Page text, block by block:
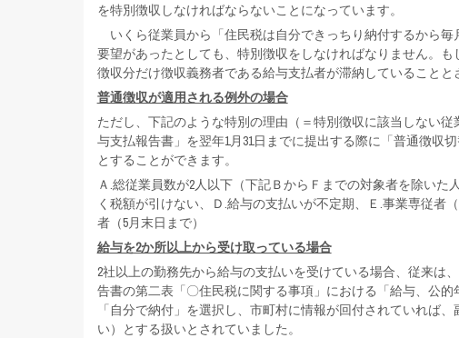
を特別徴収しなければならないことになっています。
いくら従業員から「住民税は自分できっちり納付するから
要望があったとしても、特別徴収をしなければなりません。
徴収分だけ徴収義務者である給与支払者が滞納していることと
普通徴収が適用される例外の場合
ただし、下記のような特別の理由（＝特別徴収に該当しない
与支払報告書」を翌年1月31日までに提出する際に「普通徴収
とすることができます。
Ａ.総従業員数が2人以下（下記ＢからＦまでの対象者を除い
く税額が引けない、Ｄ.給与の支払いが不定期、Ｅ.事業専従者
者（5月末日まで）
給与を2か所以上から受け取っている場合
2社以上の勤務先から給与の支払いを受けている場合、従来は
告書の第二表「〇住民税に関する事項」における「給与、公
「自分で納付」を選択し、市町村に情報が回付されていれば
い）とする扱いとされていました。